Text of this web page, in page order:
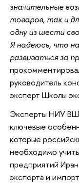
значительные
товаров, так и
одну из шести
Я надеюсь, что
развиваться за
руководитель
эксперт Школы
Эксперты НИУ
ключевые
которые
необходимо
предприятий
экспорта и